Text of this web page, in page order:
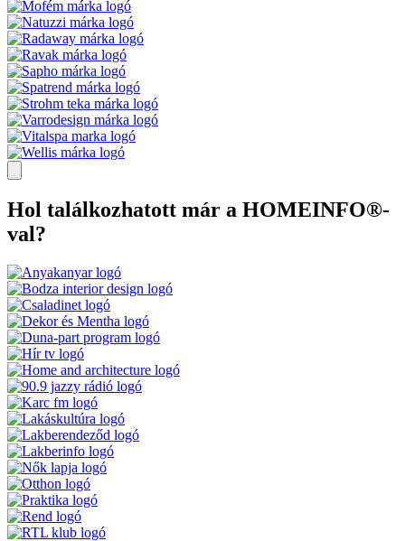
Hol találkozhatott már a HOMEINFO®-
val?